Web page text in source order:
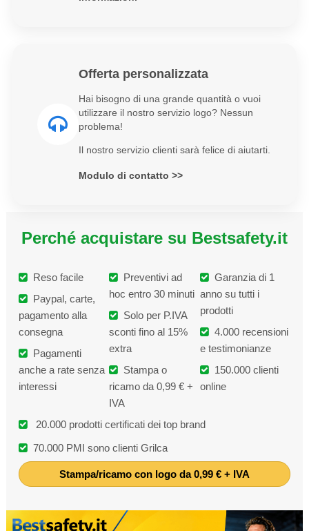
Offerta personalizzata
Hai bisogno di una grande quantità o vuoi
utilizzare il nostro servizio logo? Nessun
problema!
Il nostro servizio clienti sarà felice di aiutarti.
Modulo di contatto >>
Perché acquistare su Bestsafety.it
Reso facile
Paypal, carte,
pagamento alla
consegna
Pagamenti
anche a rate senza
interessi
Preventivi ad
hoc entro 30 minuti
Solo per P.IVA
sconti fino al 15%
extra
Stampa o
ricamo da 0,99 € +
IVA
Garanzia di 1
anno su tutti i
prodotti
4.000 recensioni
e testimonianze
150.000 clienti
online
20.000 prodotti certificati dei top brand
70.000 PMI sono clienti Grilca
Stampa/ricamo con logo da 0,99 € + IVA